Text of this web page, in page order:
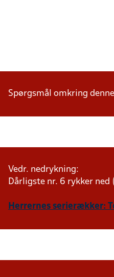
Spørgsmål omkring
Vedr. nedrykning:
Dårligste nr. 6 rykker
Herrernes serierækker: